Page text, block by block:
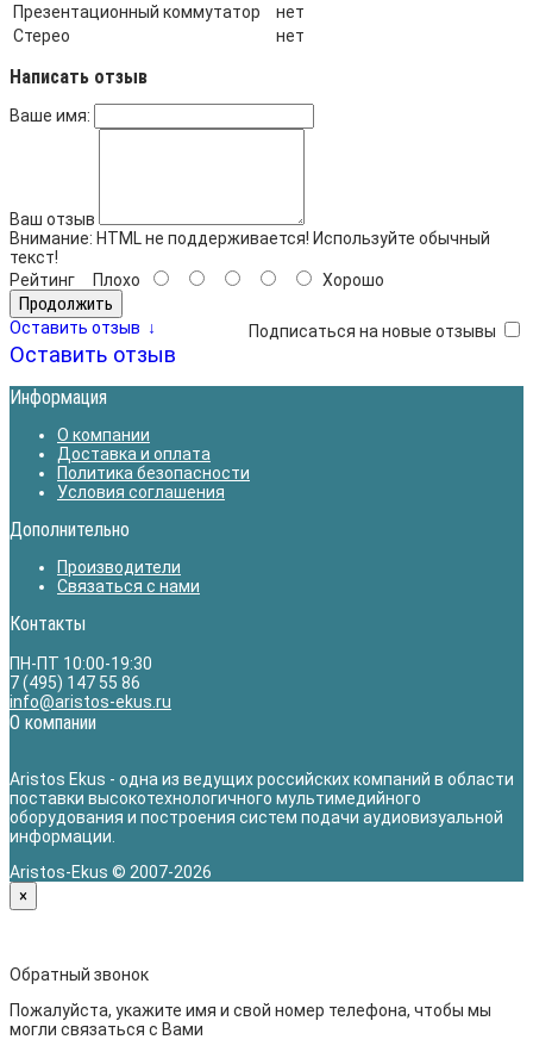
Презентационный коммутатор
нет
Стерео
нет
Написать отзыв
Ваше имя:
Ваш отзыв
Внимание: HTML не поддерживается! Используйте обычный
текст!
Рейтинг Плохо Хорошо
Продолжить
Подписаться на новые отзывы
Оставить отзыв ↓
Оставить отзыв
Информация
О компании
Доставка и оплата
Политика безопасности
Условия соглашения
Дополнительно
Производители
Связаться с нами
Контакты
ПН-ПТ 10:00-19:30
7 (495) 147 55 86
info@aristos-ekus.ru
О компании
Aristos Ekus - одна из ведущих российских компаний в области
поставки высокотехнологичного мультимедийного
оборудования и построения систем подачи аудиовизуальной
информации.
Aristos-Ekus © 2007-2026
×
Обратный звонок
Пожалуйста, укажите имя и свой номер телефона, чтобы мы
могли связаться с Вами